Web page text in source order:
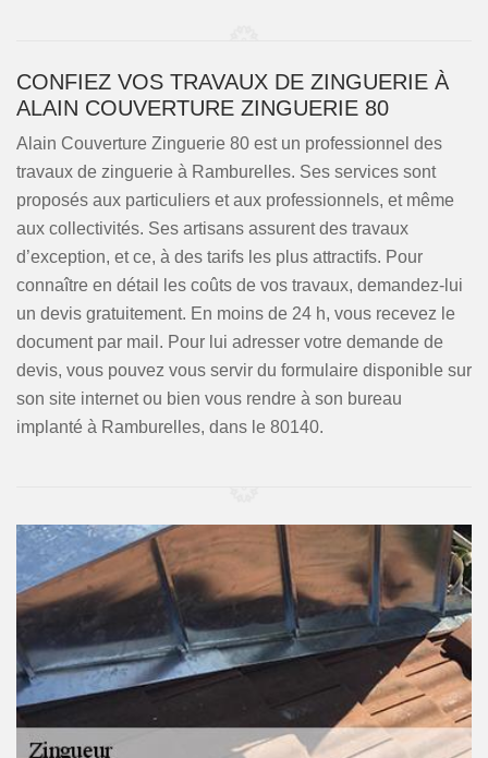
CONFIEZ VOS TRAVAUX DE ZINGUERIE À
ALAIN COUVERTURE ZINGUERIE 80
Alain Couverture Zinguerie 80 est un professionnel des
travaux de zinguerie à Ramburelles. Ses services sont
proposés aux particuliers et aux professionnels, et même
aux collectivités. Ses artisans assurent des travaux
d’exception, et ce, à des tarifs les plus attractifs. Pour
connaître en détail les coûts de vos travaux, demandez-lui
un devis gratuitement. En moins de 24 h, vous recevez le
document par mail. Pour lui adresser votre demande de
devis, vous pouvez vous servir du formulaire disponible sur
son site internet ou bien vous rendre à son bureau
implanté à Ramburelles, dans le 80140.